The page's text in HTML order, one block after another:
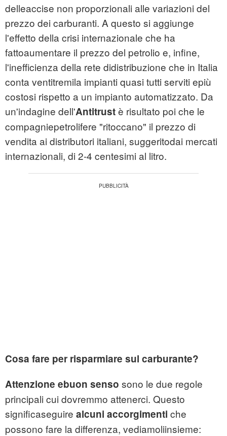
delleaccise non proporzionali alle variazioni del
prezzo dei carburanti. A questo si aggiunge
l'effetto della crisi internazionale che ha
fattoaumentare il prezzo del petrolio e, infine,
l'inefficienza della rete didistribuzione che in Italia
conta ventitremila impianti quasi tutti serviti epiù
costosi rispetto a un impianto automatizzato. Da
un'indagine dell'Antitrustè risultato poi che le
compagniepetrolifere "ritoccano" il prezzo di
vendita ai distributori italiani, suggeritodai mercati
internazionali, di 2-4 centesimi al litro.
Cosa fare per risparmiare sul carburante?
Attenzione ebuon senso sono le due regole
principali cui dovremmo attenerci. Questo
significaseguire alcuni accorgimenti che
possono fare la differenza, vediamoliinsieme: